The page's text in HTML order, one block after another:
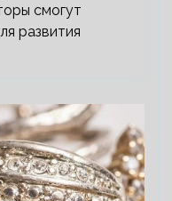
смогут
развития